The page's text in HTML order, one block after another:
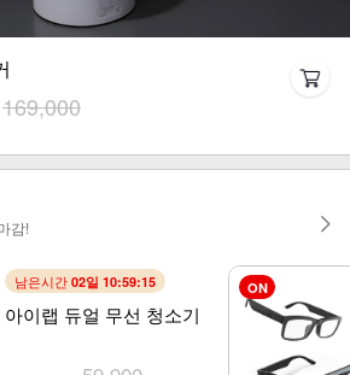
써큘레이터 ASF-200A
129,000
감!
남은시간 02일 10:59:12
아이랩 듀얼 무선 청소기
ON